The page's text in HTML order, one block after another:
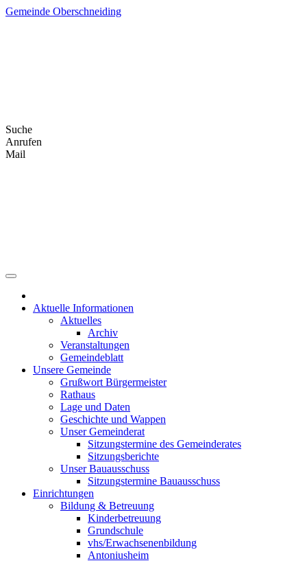
Skip
Gemeinde Oberschneiding
Suche
Anrufen
Mail
Aktuelle Informationen
Aktuelles
Archiv
Veranstaltungen
Gemeindeblatt
Unsere Gemeinde
Grußwort Bürgermeister
Rathaus
Lage und Daten
Geschichte und Wappen
Unser Gemeinderat
Sitzungstermine des Gemeinderates
Sitzungsberichte
Unser Bauausschuss
Sitzungstermine Bauausschuss
Einrichtungen
Bildung & Betreuung
Kinderbetreuung
Grundschule
vhs/Erwachsenenbildung
Antoniusheim